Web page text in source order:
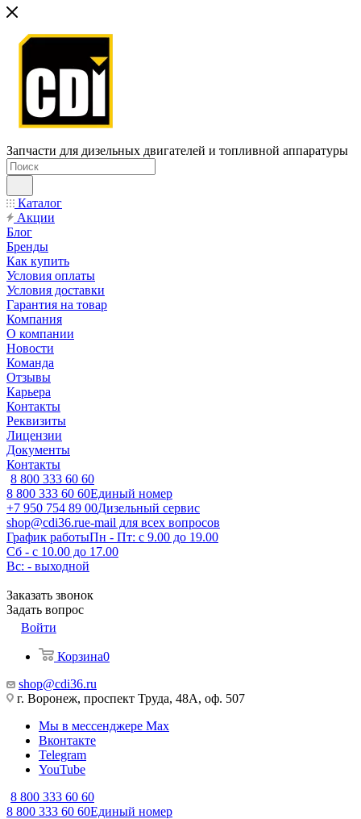
Запчасти для дизельных двигателей и топливной аппаратуры
Каталог
Акции
Блог
Бренды
Как купить
Условия оплаты
Условия доставки
Гарантия на товар
Компания
О компании
Новости
Команда
Отзывы
Карьера
Контакты
Реквизиты
Лицензии
Документы
Контакты
8 800 333 60 60
8 800 333 60 60Единый номер
+7 950 754 89 00Дизельный сервис
shop@cdi36.rue-mail для всех вопросов
График работыПн - Пт: с 9.00 до 19.00
Сб - с 10.00 до 17.00
Вс: - выходной
Заказать звонок
Задать вопрос
Войти
Корзина0
shop@cdi36.ru
г. Воронеж, проспект Труда, 48А, оф. 507
Мы в мессенджере Max
Вконтакте
Telegram
YouTube
8 800 333 60 60
8 800 333 60 60Единый номер